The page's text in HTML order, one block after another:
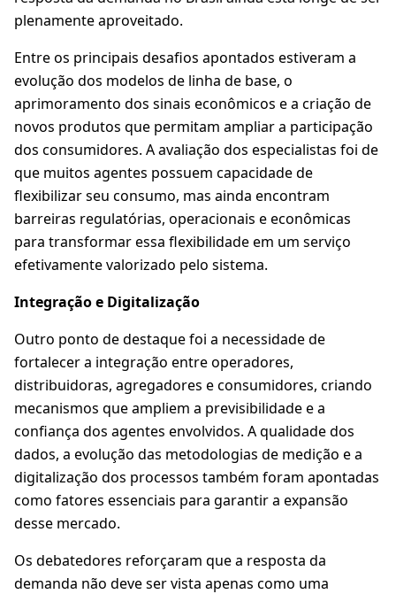
plenamente aproveitado.
Entre os principais desafios apontados estiveram a
evolução dos modelos de linha de base, o
aprimoramento dos sinais econômicos e a criação de
novos produtos que permitam ampliar a participação
dos consumidores. A avaliação dos especialistas foi de
que muitos agentes possuem capacidade de
flexibilizar seu consumo, mas ainda encontram
barreiras regulatórias, operacionais e econômicas
para transformar essa flexibilidade em um serviço
efetivamente valorizado pelo sistema.
Integração e Digitalização
Outro ponto de destaque foi a necessidade de
fortalecer a integração entre operadores,
distribuidoras, agregadores e consumidores, criando
mecanismos que ampliem a previsibilidade e a
confiança dos agentes envolvidos. A qualidade dos
dados, a evolução das metodologias de medição e a
digitalização dos processos também foram apontadas
como fatores essenciais para garantir a expansão
desse mercado.
Os debatedores reforçaram que a resposta da
demanda não deve ser vista apenas como uma